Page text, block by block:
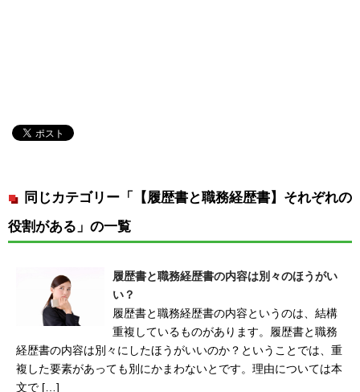
同じカテゴリー「【履歴書と職務経歴書】それぞれの
役割がある」の一覧
履歴書と職務経歴書の内容は別々のほうがい
い？
履歴書と職務経歴書の内容というのは、結構
重複しているものがあります。履歴書と職務
経歴書の内容は別々にしたほうがいいのか？ということでは、重
複した要素があっても別にかまわないとです。理由については本
文で […]